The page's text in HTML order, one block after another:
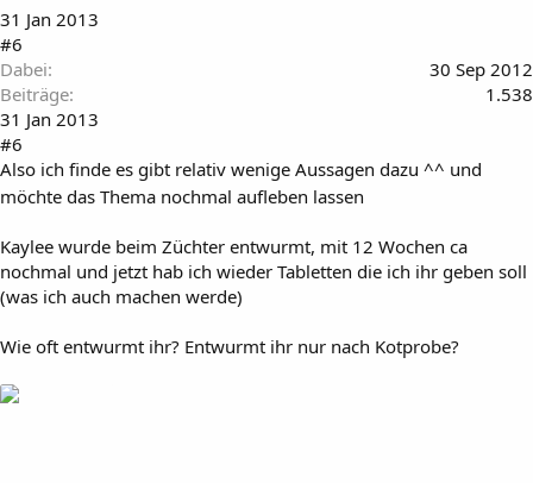
31 Jan 2013
#6
Dabei
30 Sep 2012
Beiträge
1.538
31 Jan 2013
#6
Also ich finde es gibt relativ wenige Aussagen dazu ^^ und
möchte das Thema nochmal aufleben lassen
Kaylee wurde beim Züchter entwurmt, mit 12 Wochen ca
nochmal und jetzt hab ich wieder Tabletten die ich ihr geben soll
(was ich auch machen werde)
Wie oft entwurmt ihr? Entwurmt ihr nur nach Kotprobe?